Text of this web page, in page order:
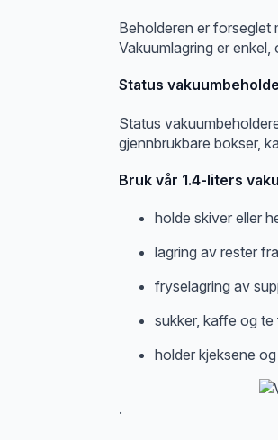
Beholderen er forseglet
Vakuumlagring er
Status
Status
gjennbrukbare bokser,
Bruk vår 1.4-liters
holde skiver eller
lagring av rester
fryselagring av
sukker, kaffe og
holder kjeksene
.